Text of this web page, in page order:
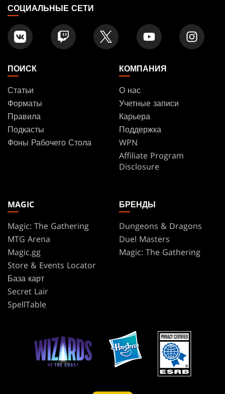
СОЦИАЛЬНЫЕ СЕТИ
ПОИСК
Статьи
Форматы
Правила
Подкасты
Фоны Рабочего Стола
КОМПАНИЯ
О нас
Учетные записи
Карьера
Поддержка
WPN
Affiliate Program
Disclosure
MAGIC
Magic: The Gathering
MTG Arena
Magic.gg
Store & Events Locator
База карт
Secret Lair
SpellTable
БРЕНДЫ
Dungeons & Dragons
Duel Masters
Magic: The Gathering